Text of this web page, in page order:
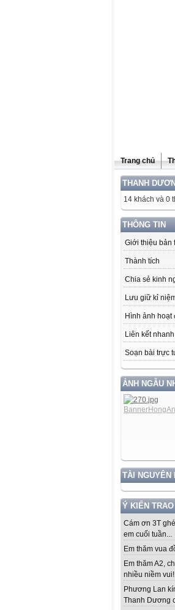
Trang chủ
THANH
14 khách và 0
THÔNG TIN
Giới thiệu bản
Thành tích
Chia sẻ kinh
Lưu giữ kỉ
Hình ảnh hoạt
Liên kết nhanh
Soạn bài trực
ẢNH NGẪU
TÀI NGUYÊN
Ý KIẾN TRAO
Cám ơn 3T
em cuối tuần...
Em thăm vua
Em thăm A2,
nhiều niềm
Phương Lan
Thanh Dương